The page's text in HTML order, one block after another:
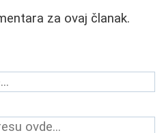
za ovaj članak.